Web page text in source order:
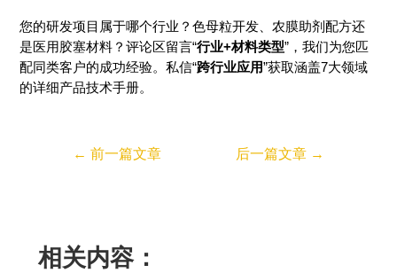
您的研发项目属于哪个行业？色母粒开发、农膜助剂配方还
是医用胶塞材料？评论区留言“行业+材料类型”，我们为您匹
配同类客户的成功经验。私信“跨行业应用”获取涵盖7大领域
的详细产品技术手册。
← 前一篇文章 后一篇文章 →
相关内容：